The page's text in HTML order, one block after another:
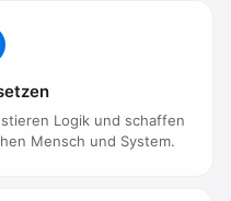
Logik und schaffen
Mensch und System.